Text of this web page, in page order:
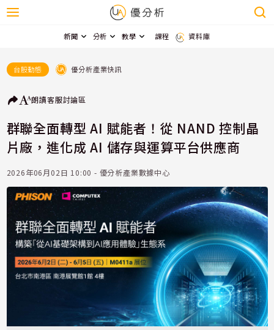
新聞 分析 教學 課程 資料庫
台股動態 優分析產業快訊
朗讀客服討論區
群聯全面轉型 AI 賦能者！從 NAND 控制晶
片廠，進化成 AI 儲存與運算平台供應商
2026年06月02日 10:00 - 優分析產業數據中心